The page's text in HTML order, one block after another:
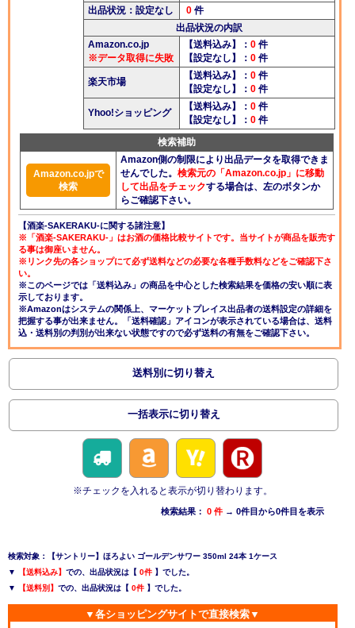
出品状況：設定なし
0 件
出品状況の内訳
Amazon.co.jp
※データ取得に失敗
【送料込み】： 0 件
【設定なし】： 0 件
楽天市場
【送料込み】： 0 件
【設定なし】： 0 件
Yhoo!ショッピング
【送料込み】： 0 件
【設定なし】： 0 件
検索補助
Amazon.co.jpで
検索
Amazon側の制限により出品データを取得できま
せんでした。 検索元の「Amazon.co.jp」に移動
して出品をチェックする場合は、左のボタンか
らご確認下さい。
【酒楽-SAKERAKU-に関する諸注意】
※「酒楽-SAKERAKU-」はお酒の価格比較サイトです。当サイトが商品を販売す
る事は御座いません。
※リンク先の各ショップにて必ず送料などの必要な各種手数料などをご確認下さ
い。
※このページでは「送料込み」の商品を中心とした検索結果を価格の安い順に表
示しております。
※Amazonはシステムの関係上、マーケットプレイス出品者の送料設定の詳細を
把握する事が出来ません。「送料確認」アイコンが表示されている場合は、送料
込・送料別の判別が出来ない状態ですので必ず送料の有無をご確認下さい。
送料別に切り替え
一括表示に切り替え
※チェックを入れると表示が切り替わります。
検索結果： 0 件 → 0件目から0件目を表示
検索対象：【サントリー】ほろよい ゴールデンサワー 350ml 24本 1ケース
▼
【送料込み】 での、出品状況は【 0件 】でした。
▼
【送料別】 での、出品状況は【 0件 】でした。
▼各ショッピングサイトで直接検索▼